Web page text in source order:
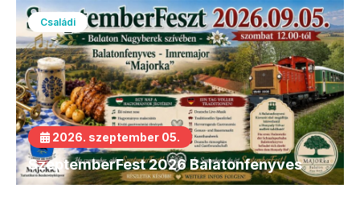
Családi
2026. szeptember 05.
SzeptemberFest 2026 Balatonfenyves